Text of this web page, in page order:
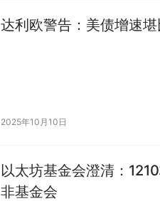
达利欧警告：美债增速
2025年10月10日
以太坊基金会澄清：
非基金会